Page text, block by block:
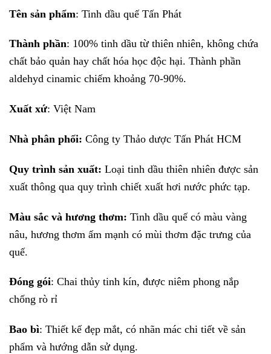
từ
đến
400,000 VND
Tên sản phẩm: Tinh dầu quế Tấn Phát
Thành phần: 100% tinh dầu từ thiên nhiên, không chứa
chất bảo quản hay chất hóa học độc hại. Thành phần
aldehyd cinamic chiếm khoảng 70-90%.
Xuất xứ: Việt Nam
Nhà phân phối: Công ty Thảo dược Tấn Phát HCM
Quy trình sản xuất: Loại tinh dầu thiên nhiên được sản
xuất thông qua quy trình chiết xuất hơi nước phức tạp.
Màu sắc và hương thơm: Tinh dầu quế có màu vàng
nâu, hương thơm ấm mạnh có mùi thơm đặc trưng của
quế.
Đóng gói: Chai thủy tinh kín, được niêm phong nắp
chống rò rỉ
Bao bì: Thiết kế đẹp mắt, có nhãn mác chi tiết về sản
phẩm và hướng dẫn sử dụng.